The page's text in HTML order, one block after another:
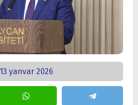
13 yanvar 2026